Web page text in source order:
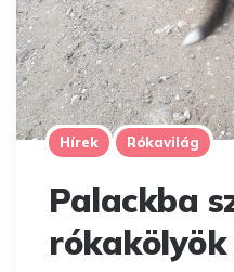
Hírek Rókavilág
Palackba
rókakölyök